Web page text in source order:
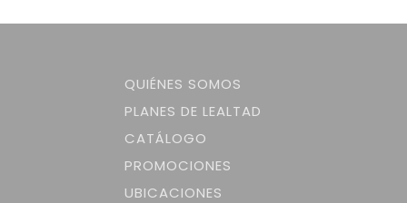
QUIÉNES SOMOS
PLANES DE LEALTAD
CATÁLOGO
PROMOCIONES
UBICACIONES